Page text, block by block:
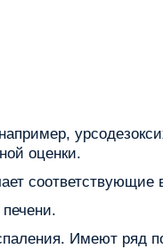
оценки.
соответствующие
Имеют ряд